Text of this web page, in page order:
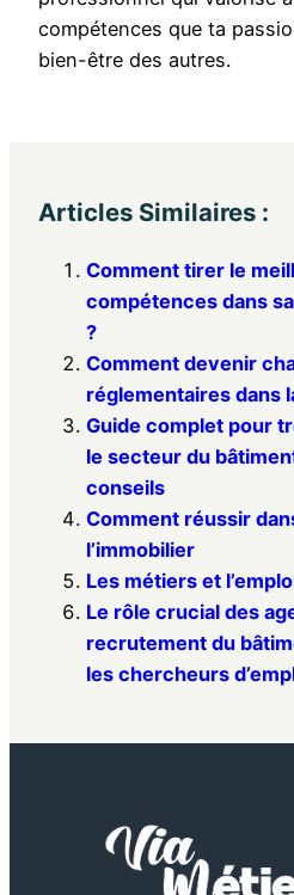
compétences que ta
bien-être des autres.
Articles Similaires :
Comment tirer le
compétences dans
?
Comment devenir
réglementaires dans
Guide complet pour
le secteur du
conseils
Comment réussir
l’immobilier
Les métiers et
Le rôle crucial des
recrutement du
les chercheurs